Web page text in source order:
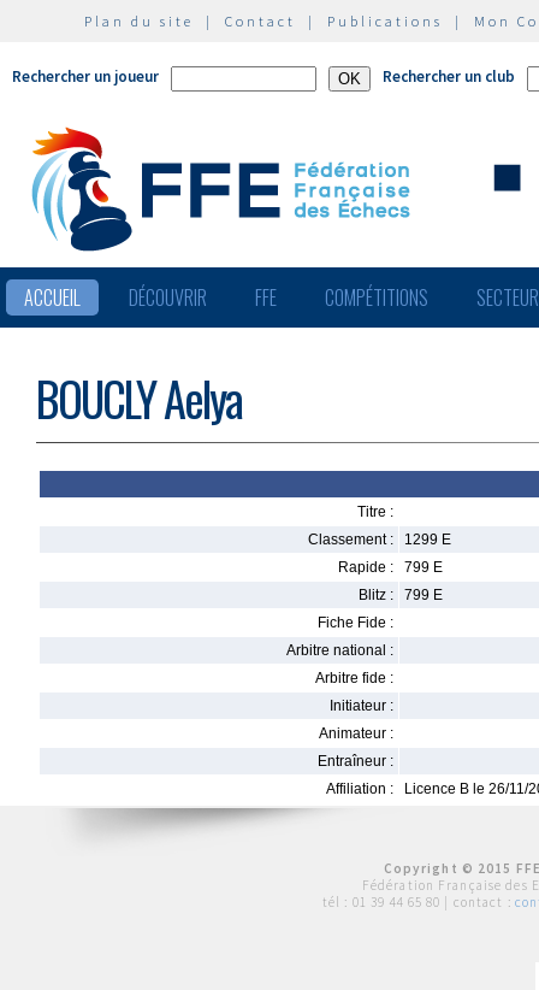
Plan du site | Contact | Publications | Mon
Rechercher un joueur Rechercher un club
ACCUEIL DÉCOUVRIR FFE COMPÉTITIONS
BOUCLY Aelya
Titre :
Classement :
1299 E
Rapide :
799 E
Blitz :
799 E
Fiche Fide :
Arbitre national :
Arbitre fide :
Initiateur :
Animateur :
Entraîneur :
Affiliation :
Licence B le 26/11/
Copyright © 2015
Fédération Française des
tél : 01 39 44 65 80 | contact :